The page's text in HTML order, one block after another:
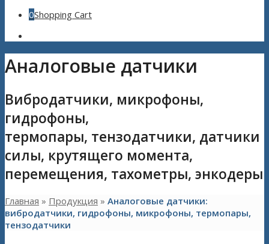
0Shopping Cart
Аналоговые датчики
Вибродатчики, микрофоны,
гидрофоны,
термопары, тензодатчики, датчики
силы, крутящего момента,
перемещения, тахометры, энкодеры
Главная » Продукция » Аналоговые датчики:
вибродатчики, гидрофоны, микрофоны, термопары,
тензодатчики